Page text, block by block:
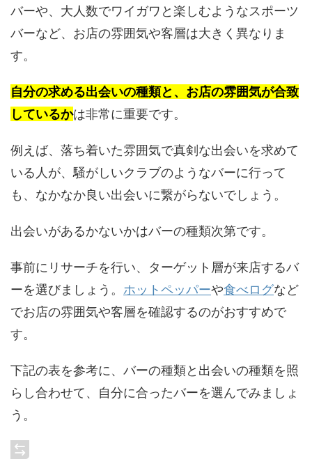
バーや、大人数でワイガワと楽しむようなスポーツ
バーなど、お店の雰囲気や客層は大きく異なりま
す。
自分の求める出会いの種類と、お店の雰囲気が合致
しているかは非常に重要です。
例えば、落ち着いた雰囲気で真剣な出会いを求めて
いる人が、騒がしいクラブのようなバーに行って
も、なかなか良い出会いに繋がらないでしょう。
出会いがあるかないかはバーの種類次第です。
事前にリサーチを行い、ターゲット層が来店するバ
ーを選びましょう。 ホットペッパーや食べログなど
でお店の雰囲気や客層を確認するのがおすすめで
す。
下記の表を参考に、バーの種類と出会いの種類を照
らし合わせて、自分に合ったバーを選んでみましょ
う。